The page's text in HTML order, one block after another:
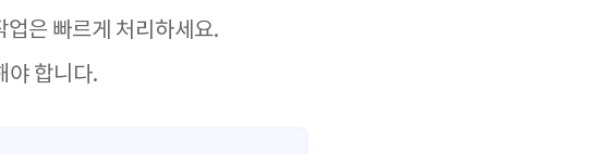
업은 빠르게 처리하세요.
야 합니다.